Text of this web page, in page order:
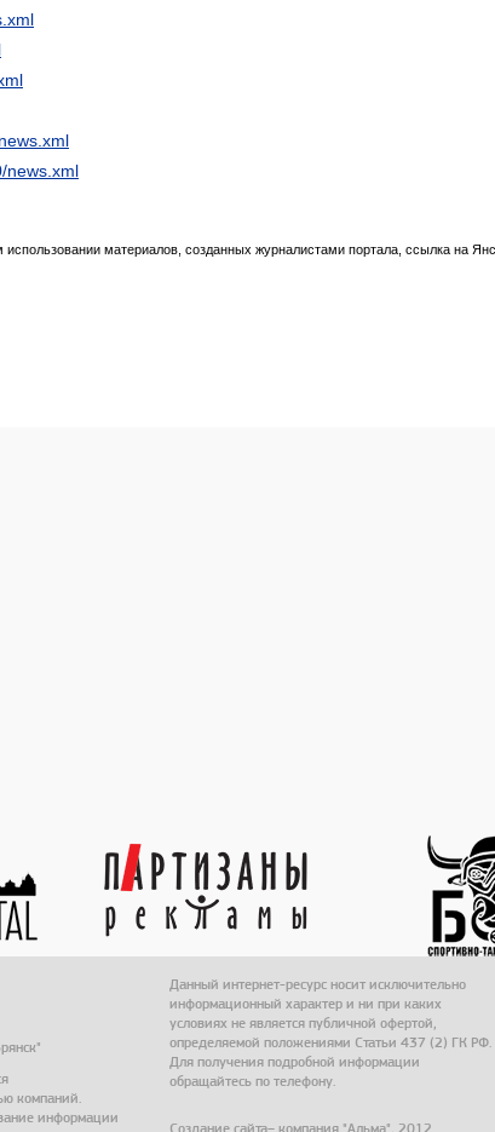
news.xml
материалов, созданных журналистами портала, ссылка на
компаний.
информации
Данный интернет-ресурс носит исключительно
информационный характер и ни при каких
условиях не является публичной офертой,
определяемой положениями Статьи 437 (2) ГК РФ.
Для получения подробной информации
обращайтесь по телефону.
Создание сайта– компания "Альма", 2012